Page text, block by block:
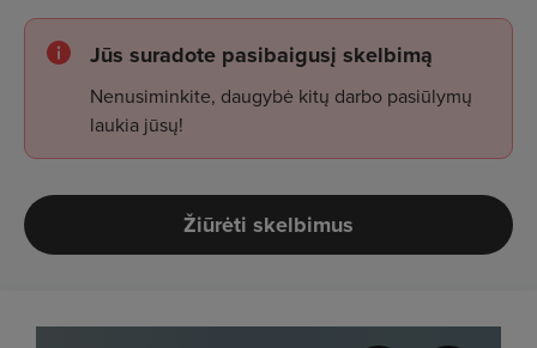
Jūs suradote pasibaigusį skelbimą
Nenusiminkite, daugybė kitų darbo pasiūlymų
laukia jūsų!
Žiūrėti skelbimus